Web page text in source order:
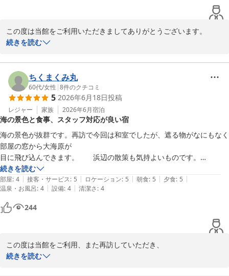
この度は当館をご利用いただきましてありがとうございます。
気に入っていただけた旨、お伝えさせていただきます。
朝ご飯でお米が軟らかかったとのこと。大変申し訳ございませんで
した。
調理場と相談し、改善してまりますので、
今後とも、よろしくお願い申し上げます。
またのご来館をお待ちしております。
上下浜温泉 柿崎マリンホテルハマナス
2026-07-20
続きを読む
ちくまくみ丸
60代/女性 |8件のクチコミ
5 2026年6月18日投稿
レジャー 家族 2026年6月宿泊
海の景色と食事、スタッフ対応が良い宿
海の景色が抜群です。再訪で今回は和室でしたが、遮る物がなにもなく
部屋の窓から大海原が
目に飛び込んできます。　　浜辺の散策も気持よいものです。
食事は美味しく、スタッフの方々の対応も良いです。海辺の温泉の中で
はお湯の質が抜群良いですが、
露天が無い点だけ残念です。
今回は夕陽が素晴らしかったです。
続きを読む
部屋: 4 | 接客・サービス: 5 | ロケーション: 5 | 朝食: 5 | 夕食: 5 |
温泉・お風呂: 4 | 設備: 4 | 清潔さ: 4
244
この度は当館をご利用、また再訪していただき、
ありがとうございます。
続きを読む